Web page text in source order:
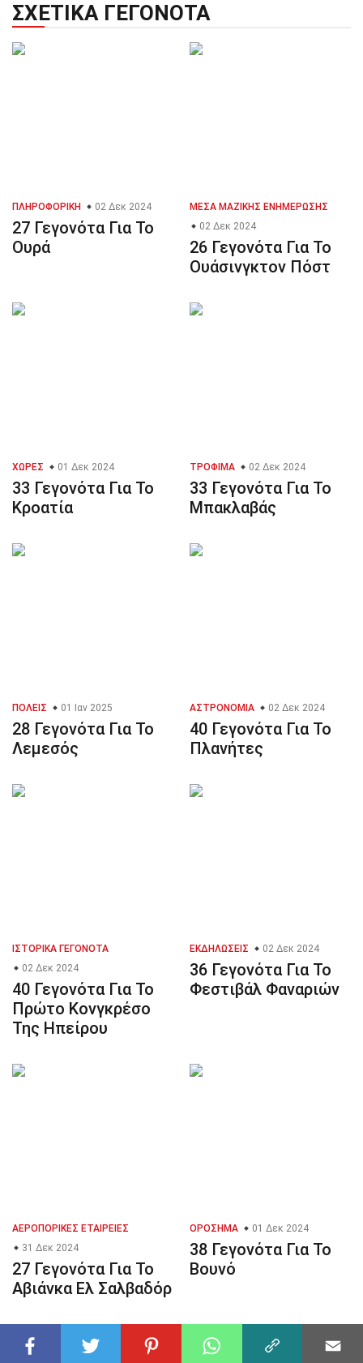
ΣΧΕΤΙΚΆ ΓΕΓΟΝΌΤΑ
ΠΛΗΡΟΦΟΡΙΚΉ 02 Δεκ 2024
27 Γεγονότα Για Το
Ουρά
ΜΈΣΑ ΜΑΖΙΚΉΣ ΕΝΗΜΈΡΩΣΗΣ
02 Δεκ 2024
26 Γεγονότα Για Το
Ουάσινγκτον Πόστ
ΧΏΡΕΣ 01 Δεκ 2024
33 Γεγονότα Για Το
Κροατία
ΤΡΌΦΙΜΑ 02 Δεκ 2024
33 Γεγονότα Για Το
Μπακλαβάς
ΠΌΛΕΙΣ 01 Ιαν 2025
28 Γεγονότα Για Το
Λεμεσός
ΑΣΤΡΟΝΟΜΊΑ 02 Δεκ 2024
40 Γεγονότα Για Το
Πλανήτες
ΙΣΤΟΡΙΚΆ ΓΕΓΟΝΌΤΑ
02 Δεκ 2024
40 Γεγονότα Για Το
Πρώτο Κονγκρέσο
Της Ηπείρου
ΕΚΔΗΛΏΣΕΙΣ 02 Δεκ 2024
36 Γεγονότα Για Το
Φεστιβάλ Φαναριών
ΑΕΡΟΠΟΡΙΚΈΣ ΕΤΑΙΡΕΊΕΣ
31 Δεκ 2024
27 Γεγονότα Για Το
Αβιάνκα Ελ Σαλβαδόρ
ΟΡΌΣΗΜΑ 01 Δεκ 2024
38 Γεγονότα Για Το
Βουνό